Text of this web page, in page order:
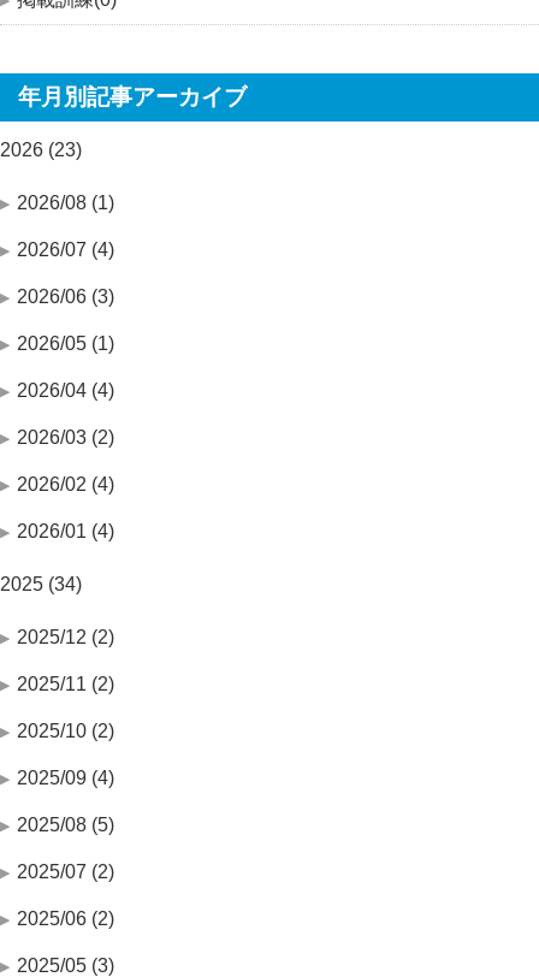
年月別記事アーカイブ
2026 (23)
2026/08 (1)
2026/07 (4)
2026/06 (3)
2026/05 (1)
2026/04 (4)
2026/03 (2)
2026/02 (4)
2026/01 (4)
2025 (34)
2025/12 (2)
2025/11 (2)
2025/10 (2)
2025/09 (4)
2025/08 (5)
2025/07 (2)
2025/06 (2)
2025/05 (3)